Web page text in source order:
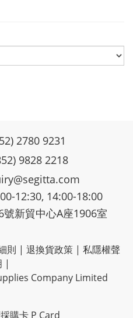
2780 9231
9828 2218
12:30, 14:00-18:00
新貿中心A座1906室
則 | 退換貨政策| 私隱權聲
|
Company Limited
購卡 P Card